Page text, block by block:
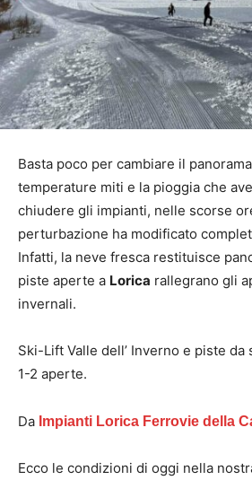
Basta poco per cambiare il
temperature miti e la pioggia che
chiudere gli impianti, nelle scorse
perturbazione ha modificato
Infatti, la neve fresca restituisce
piste aperte a Lorica rallegrano gli
invernali.
Ski-Lift Valle dell’ Inverno e piste da
1-2 aperte.
Da Impianti Lorica Ferrovie della
Ecco le condizioni di oggi nella